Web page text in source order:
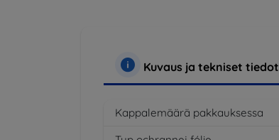
Kuvaus ja tekniset tiedot
Kappalemäärä pakkauksessa